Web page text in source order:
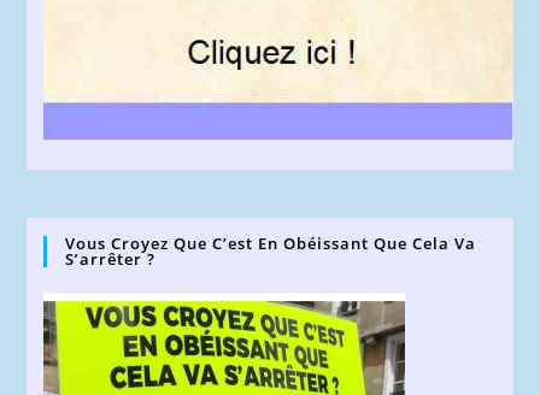
Vous Croyez Que C’est En Obéissant Que Cela Va
S’arrêter ?